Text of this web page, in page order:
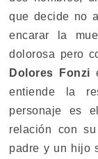
que decide no
encarar la
dolorosa pero
Dolores Fonzi
entiende la
personaje es
relación con
padre y un hijo